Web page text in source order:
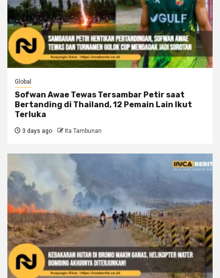
Global
Sofwan Awae Tewas Tersambar Petir saat
Bertanding di Thailand, 12 Pemain Lain Ikut
Terluka
3 days ago Ita Tambunan